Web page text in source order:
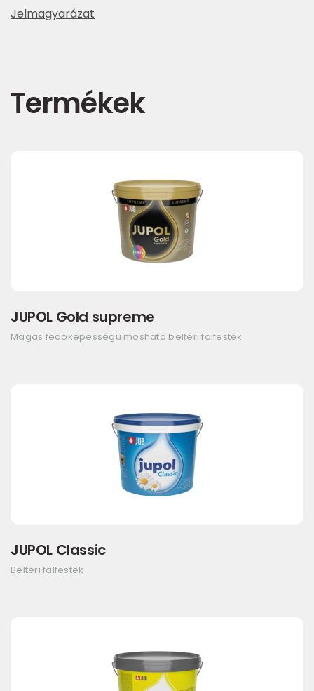
Jelmagyarázat
Termékek
JUPOL Gold supreme
Magas fedőképességű mosható beltéri falfesték
JUPOL Classic
Beltéri falfesték